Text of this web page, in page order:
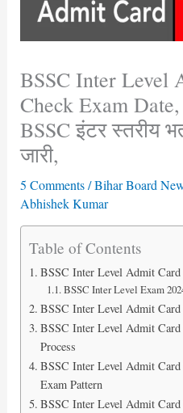
BSSC Inter Level
Check Exam
BSSC इंटर स्तरीय
जारी,
5 Comments /Bihar Board
Abhishek Kumar
Table of Contents
BSSC Inter Level Admit Card
BSSC Inter Level Exam
BSSC Inter Level Admit
BSSC Inter Level Admit
Process
BSSC Inter Level Admit
Exam Pattern
BSSC Inter Level Admit Card